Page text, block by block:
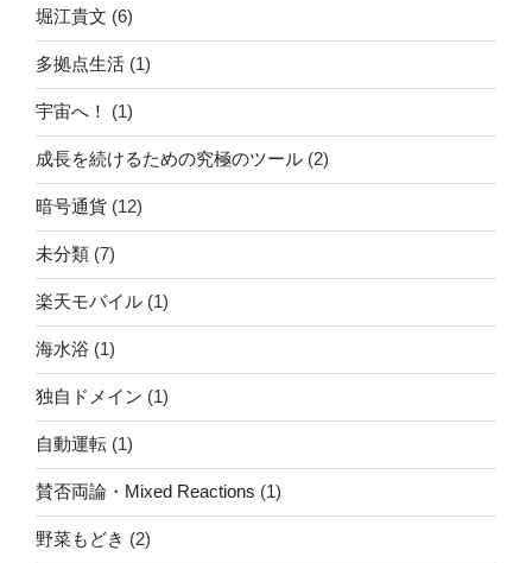
堀江貴文 (6)
多拠点生活 (1)
宇宙へ！ (1)
成長を続けるための究極のツール (2)
暗号通貨 (12)
未分類 (7)
楽天モバイル (1)
海水浴 (1)
独自ドメイン (1)
自動運転 (1)
賛否両論・Mixed Reactions (1)
野菜もどき (2)